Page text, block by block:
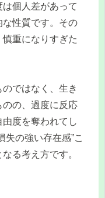
個人差があって
な性質です。その
重になりすぎた
ではなく、生き
のの、過度に反応
度を奪われてし
失の強い存在感”こ
る考え方です。